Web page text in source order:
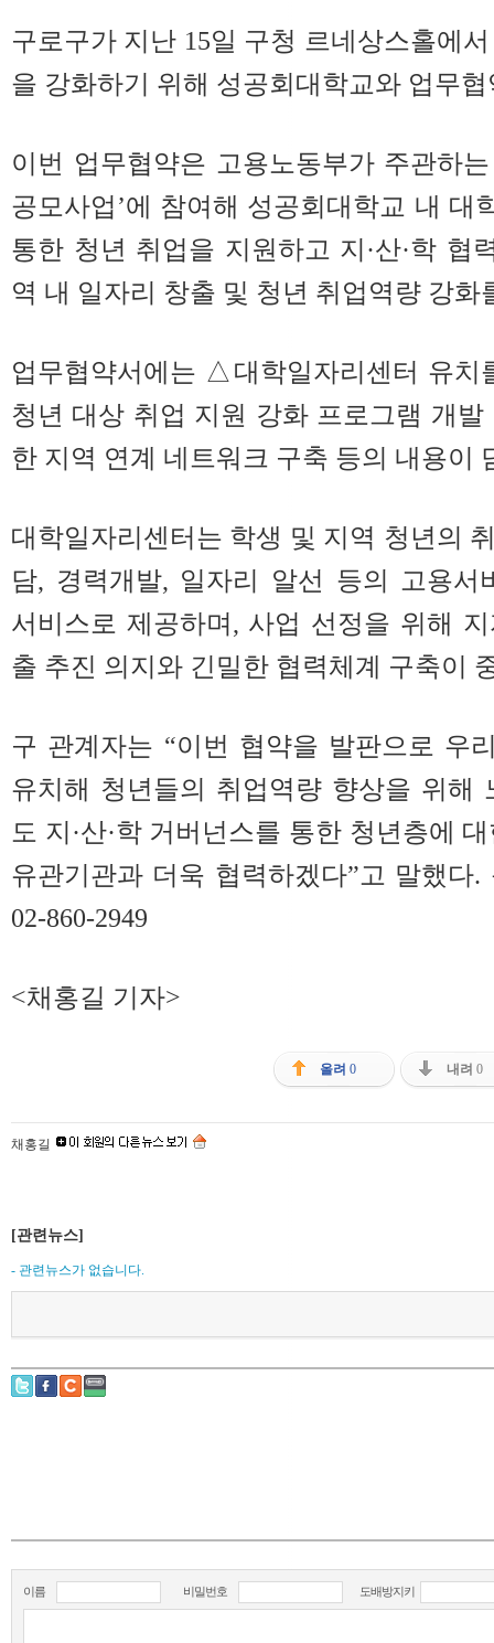
구로구가 지난 15일 구청 르네상스홀에
을 강화하기 위해 성공회대학교와 업무
이번 업무협약은 고용노동부가 주관하
공모사업’에 참여해 성공회대학교 내 대
통한 청년 취업을 지원하고 지·산·학 협
역 내 일자리 창출 및 청년 취업역량 강화
업무협약서에는 △대학일자리센터 유
청년 대상 취업 지원 강화 프로그램 개
한 지역 연계 네트워크 구축 등의 내용이
대학일자리센터는 학생 및 지역 청년의
담, 경력개발, 일자리 알선 등의 고용서
서비스로 제공하며, 사업 선정을 위해
출 추진 의지와 긴밀한 협력체계 구축이
구 관계자는 “이번 협약을 발판으로 우
유치해 청년들의 취업역량 향상을 위해
도 지·산·학 거버넌스를 통한 청년층에
유관기관과 더욱 협력하겠다”고 말했다.
02-860-2949
<채홍길 기자>
올려 0 내려 0
채홍길
[관련뉴스]
- 관련뉴스가 없습니다.